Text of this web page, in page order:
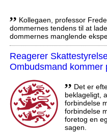
,, Kollegaen, professor
dommernes tendens til at
dommernes manglende
Reagerer
Ombudsmand kommer
,, Det er
beklageligt,
forbindelse
forbindelse
foretog en
sagen.